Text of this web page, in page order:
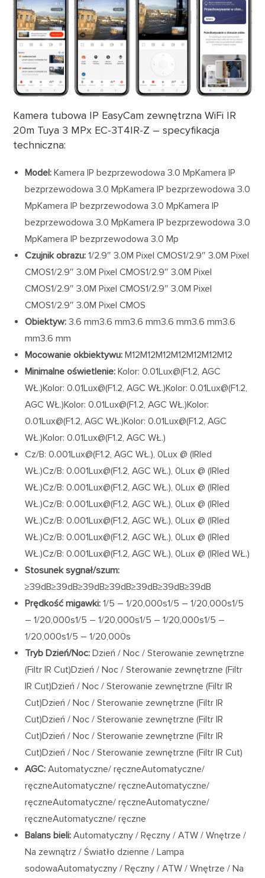
Kamera tubowa IP EasyCam zewnętrzna WiFi IR
20m Tuya 3 MPx EC-3T4IR-Z – specyfikacja
techniczna:
Model:Kamera IP bezprzewodowa 3.0 MpKamera IP
bezprzewodowa 3.0 MpKamera IP bezprzewodowa 3.0
MpKamera IP bezprzewodowa 3.0 MpKamera IP
bezprzewodowa 3.0 MpKamera IP bezprzewodowa 3.0
MpKamera IP bezprzewodowa 3.0 Mp
Czujnik obrazu:1/2.9″ 3.0M Pixel CMOS1/2.9″ 3.0M Pixel
CMOS1/2.9″ 3.0M Pixel CMOS1/2.9″ 3.0M Pixel
CMOS1/2.9″ 3.0M Pixel CMOS1/2.9″ 3.0M Pixel
CMOS1/2.9″ 3.0M Pixel CMOS
Obiektyw:3.6 mm3.6 mm3.6 mm3.6 mm3.6 mm3.6
mm3.6 mm
Mocowanie okbiektywu:M12M12M12M12M12M12M12
Minimalne oświetlenie:Kolor: 0.01Lux@(F1.2, AGC
WŁ.)Kolor: 0.01Lux@(F1.2, AGC WŁ.)Kolor: 0.01Lux@(F1.2,
AGC WŁ.)Kolor: 0.01Lux@(F1.2, AGC WŁ.)Kolor:
0.01Lux@(F1.2, AGC WŁ.)Kolor: 0.01Lux@(F1.2, AGC
WŁ.)Kolor: 0.01Lux@(F1.2, AGC WŁ.)
Cz/B: 0.001Lux@(F1.2, AGC WŁ.), 0Lux @ (IRled
WŁ.)Cz/B: 0.001Lux@(F1.2, AGC WŁ.), 0Lux @ (IRled
WŁ.)Cz/B: 0.001Lux@(F1.2, AGC WŁ.), 0Lux @ (IRled
WŁ.)Cz/B: 0.001Lux@(F1.2, AGC WŁ.), 0Lux @ (IRled
WŁ.)Cz/B: 0.001Lux@(F1.2, AGC WŁ.), 0Lux @ (IRled
WŁ.)Cz/B: 0.001Lux@(F1.2, AGC WŁ.), 0Lux @ (IRled
WŁ.)Cz/B: 0.001Lux@(F1.2, AGC WŁ.), 0Lux @ (IRled WŁ.)
Stosunek sygnał/szum:
≥39dB≥39dB≥39dB≥39dB≥39dB≥39dB≥39dB
Prędkość migawki:1/5 – 1/20,000s1/5 – 1/20,000s1/5
– 1/20,000s1/5 – 1/20,000s1/5 – 1/20,000s1/5 –
1/20,000s1/5 – 1/20,000s
Tryb Dzień/Noc:Dzień / Noc / Sterowanie zewnętrzne
(Filtr IR Cut)Dzień / Noc / Sterowanie zewnętrzne (Filtr
IR Cut)Dzień / Noc / Sterowanie zewnętrzne (Filtr IR
Cut)Dzień / Noc / Sterowanie zewnętrzne (Filtr IR
Cut)Dzień / Noc / Sterowanie zewnętrzne (Filtr IR
Cut)Dzień / Noc / Sterowanie zewnętrzne (Filtr IR
Cut)Dzień / Noc / Sterowanie zewnętrzne (Filtr IR Cut)
AGC:Automatyczne/ ręczneAutomatyczne/
ręczneAutomatyczne/ ręczneAutomatyczne/
ręczneAutomatyczne/ ręczneAutomatyczne/
ręczneAutomatyczne/ ręczne
Balans bieli:Automatyczny / Ręczny / ATW / Wnętrze /
Na zewnątrz / Światło dzienne / Lampa
sodowaAutomatyczny / Ręczny / ATW / Wnętrze / Na